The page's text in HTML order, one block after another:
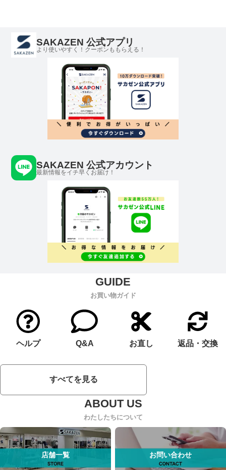
SAKAZEN 公式アプリ
より使いやすく！クーポンももらえる！
SAKAZEN 公式アカウント
最新情報をイチ早くお届け！
お買い物ガイド
ヘルプ Q&A お直し 返品・交換
すべてを見る
わたしたちについて
店舗一覧 お問い合わせ